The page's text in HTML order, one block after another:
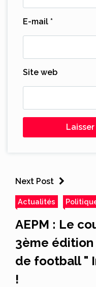
E-mail *
Site web
Next Post
Actualités
AEPM : Le
3ème
de football "
!